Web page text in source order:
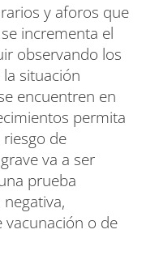
y aforos que
incrementa el
observando los
situación
encuentren en
permita
de
va a ser
prueba
o de